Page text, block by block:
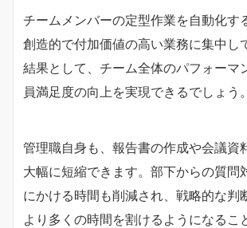
チームメンバーの定型作業を自動化す
創造的で付加価値の高い業務に集中し
結果として、チーム全体のパフォーマ
員満足度の向上を実現できるでしょう。
管理職自身も、報告書の作成や会議資
大幅に短縮できます。部下からの質問
にかける時間も削減され、戦略的な判
より多くの時間を割けるようになるこ